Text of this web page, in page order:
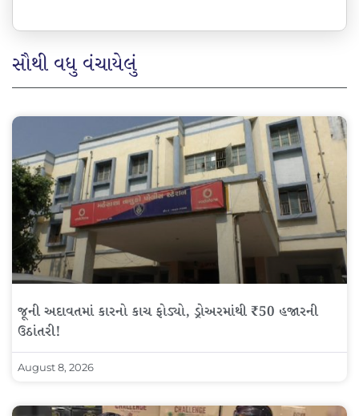
સૌથી વધુ વંચાયેલું
જૂની અદાવતમાં કારનો કાચ ફોડ્યો, ડ્રોઅરમાંથી ₹50 હજારની
ઉઠાંતરી!
August 8, 2026